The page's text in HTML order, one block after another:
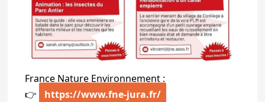
France Nature Environnement :
👉
https://www.fne-jura.fr/